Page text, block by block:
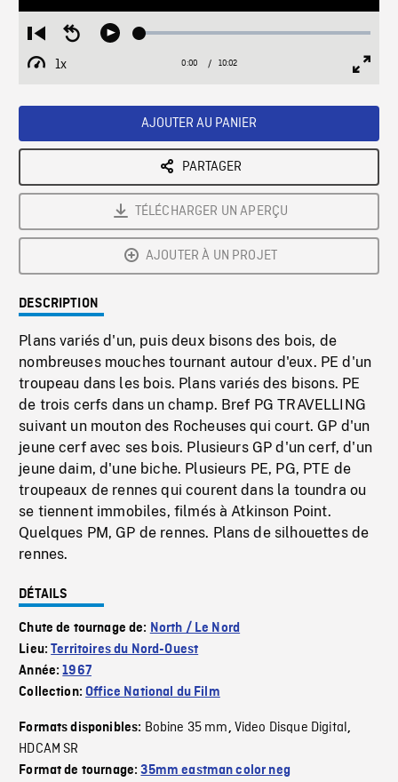
Restart
from
beginning
Seek
Play Loaded:
1x
Playback
Current
0:00 / Duration
10:02
AJOUTER AU PANIER
PARTAGER
TÉLÉCHARGER UN APERÇU
AJOUTER À UN PROJET
DESCRIPTION
Plans variés d'un, puis deux bisons des bois, de
nombreuses mouches tournant autour d'eux. PE d'un
troupeau dans les bois. Plans variés des bisons. PE
de trois cerfs dans un champ. Bref PG TRAVELLING
suivant un mouton des Rocheuses qui court. GP d'un
jeune cerf avec ses bois. Plusieurs GP d'un cerf, d'un
jeune daim, d'une biche. Plusieurs PE, PG, PTE de
troupeaux de rennes qui courent dans la toundra ou
se tiennent immobiles, filmés à Atkinson Point.
Quelques PM, GP de rennes. Plans de silhouettes de
rennes.
DÉTAILS
Chute de tournage de: North / Le Nord
Lieu:Territoires du Nord-Ouest
Année:1967
Collection:Office National du Film
Formats disponibles: Bobine 35 mm, Video Disque Digital,
HDCAM SR
Format de tournage:35mm eastman color neg